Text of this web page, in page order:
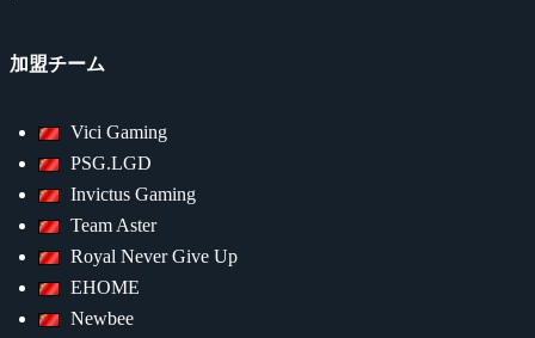
加盟チーム
Vici Gaming
PSG.LGD
Invictus Gaming
Team Aster
Royal Never Give Up
EHOME
Newbee